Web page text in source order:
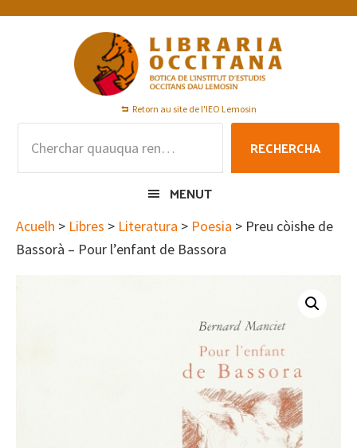
Skip
Skip
Skip
Retorn au site de l'IEO Lemosin
RECHERCHA
MENUT
Acuelh > Libres > Literatura > Poesia > Preu còishe de
Bassorà – Pour l’enfant de Bassora